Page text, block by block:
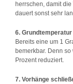
herrschen, damit
dauert sonst sehr
6.
Bereits eine um 1
bemerkbar. Denn
Prozent reduziert.
7. Vorhänge